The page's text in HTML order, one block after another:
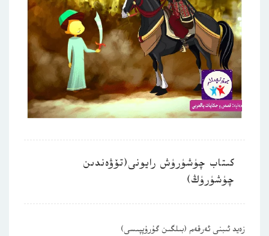
كىتاب چۈشۈرۈش رايونى(تۆۋەندىن
چۈشۈرۈڭ)
زەيد ئىبنى ئەرقەم (بىلگىن گۇرۇپپىسى)